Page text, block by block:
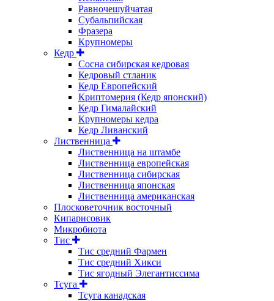
Равночешуйчатая
Субальпийская
Фразера
Крупномеры
Кедр
Сосна сибирская кедровая
Кедровый стланик
Кедр Европейский
Криптомерия (Кедр японский)
Кедр Гималайский
Крупномеры кедра
Кедр Ливанский
Лиственница
Лиственница на штамбе
Лиственница европейская
Лиственница сибирская
Лиственница японская
Лиственница американская
Плосковеточник восточный
Кипарисовик
Микробиота
Тис
Тис средний Фармен
Тис средний Хикси
Тис ягодный Элегантиссима
Тсуга
Тсуга канадская